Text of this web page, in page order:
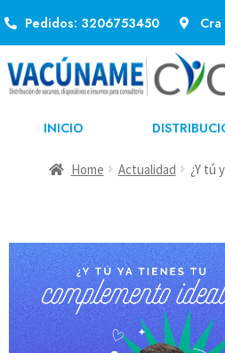
Pedidos: 3206753450
INICIO
Home Actualidad ¿Y tú